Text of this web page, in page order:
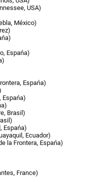
USA)
México)
Espańa)
Espańa)
Espańa)
Brasil)
Espańa)
Ecuador)
la Frontera, Espańa)
France)